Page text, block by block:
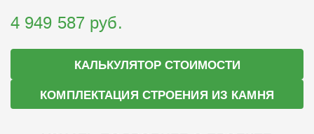
4 949 587 руб.
КАЛЬКУЛЯТОР СТОИМОСТИ
КОМПЛЕКТАЦИЯ СТРОЕНИЯ ИЗ КАМНЯ